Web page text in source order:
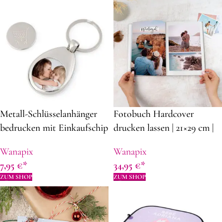
Metall-Schlüsselanhänger
bedrucken mit Einkaufschip
Wanapix
7,95 €
ZUM SHOP
Fotobuch Hardcover
drucken lassen | 21×29 cm |
personalisierter Deckblatt |
Foto Album
Wanapix
34,95 €
ZUM SHOP